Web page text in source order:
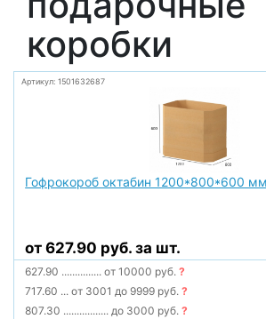
коробки
Артикул: 1501632687
Гофрокороб октабин 1200*800*600
от 627.90 руб. за шт.
627.90 ............... от 10000 руб.?
717.60 ... от 3001 до 9999 руб.?
807.30 ................. до 3000 руб.?